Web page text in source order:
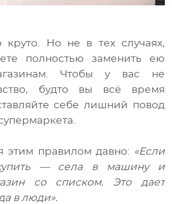
круто. Но не в тех случаях,
полностью заменить ею
Чтобы у вас не
будто вы всё время
себе лишний повод
этим правилом давно: «Если
— села в машину и
со списком. Это дает
в люди».